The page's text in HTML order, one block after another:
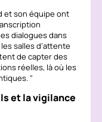
et son équipe ont
dialogues dans
salles d’attente
de capter des
réelles, là où les
et la vigilance